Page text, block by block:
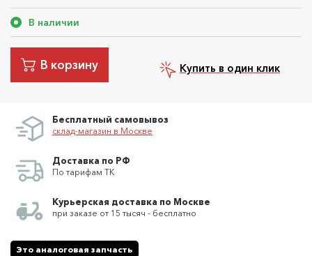
В наличии
В корзину Купить в один клик
Бесплатный самовывоз
склад-магазин в Москве
Доставка по РФ
По тарифам ТК
Курьерская доставка по Москве
при заказе от 15 тысяч - бесплатно
Это аналоговая запчасть